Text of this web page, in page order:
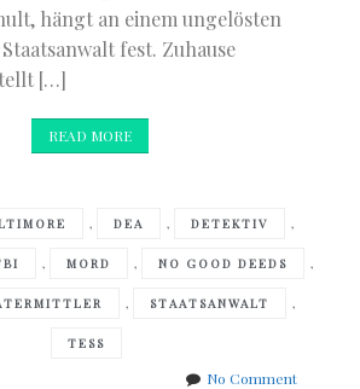
hängt an einem ungelösten
fest. Zuhause
[…]
READ MORE
, DEA , DETEKTIV ,
, MORD , NO GOOD DEEDS ,
, STAATSANWALT ,
TESS
No Commenton